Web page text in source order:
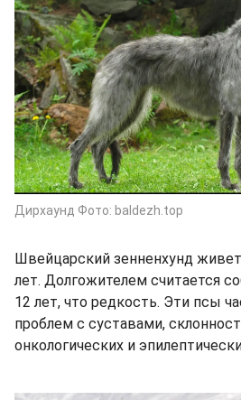
Дирхаунд Фото: baldezh.top
Швейцарский зенненхунд
лет. Долгожителем считается
12 лет, что редкость. Эти псы
проблем с суставами,
онкологических и